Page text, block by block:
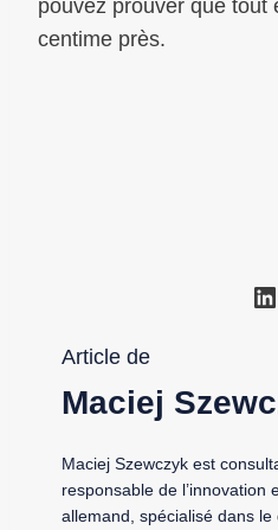
pouvez prouver que tout
centime près.
Article de
Maciej
Maciej Szewczyk est
responsable de l’innovation
allemand, spécialisé dans